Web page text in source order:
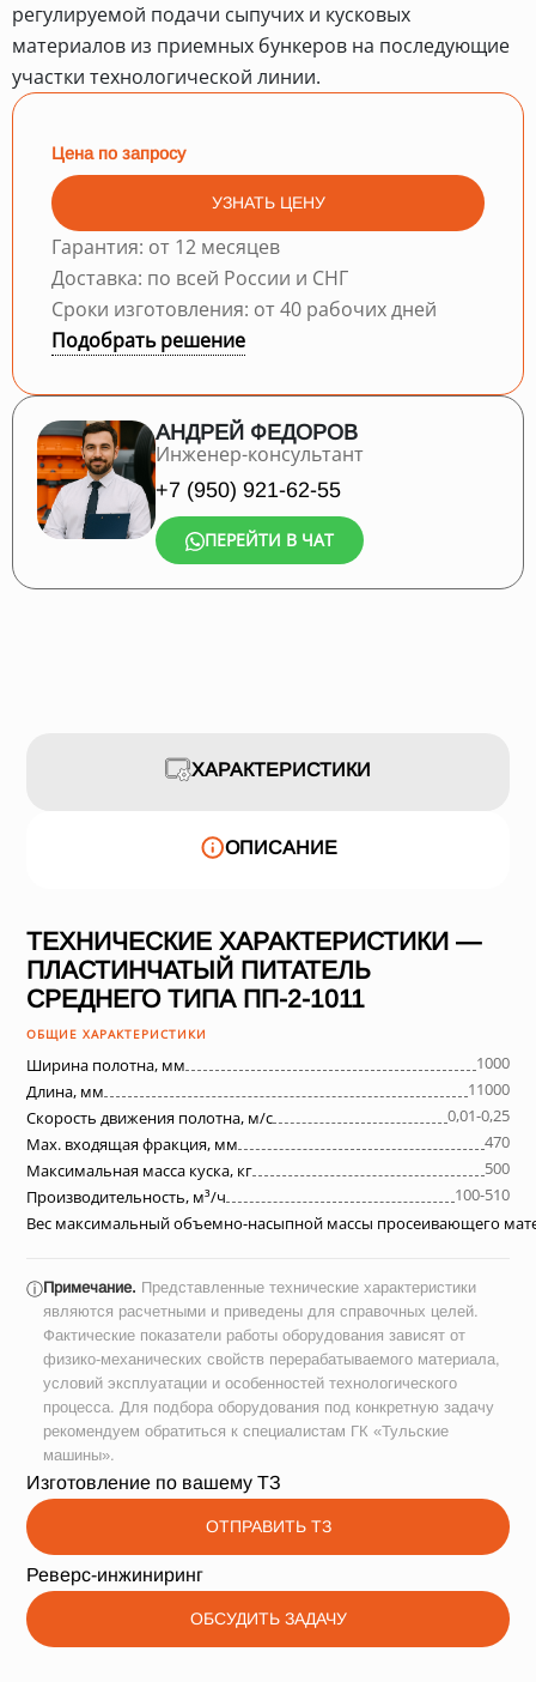
регулируемой подачи сыпучих и кусковых
материалов из приемных бункеров на последующие
участки технологической линии.
Цена по запросу
УЗНАТЬ ЦЕНУ
Гарантия: от 12 месяцев
Доставка: по всей России и СНГ
Сроки изготовления: от 40 рабочих дней
Подобрать решение
АНДРЕЙ ФЕДОРОВ
Инженер-консультант
+7 (950) 921-62-55
ПЕРЕЙТИ В ЧАТ
ХАРАКТЕРИСТИКИ
ОПИСАНИЕ
ТЕХНИЧЕСКИЕ ХАРАКТЕРИСТИКИ —
ПЛАСТИНЧАТЫЙ ПИТАТЕЛЬ
СРЕДНЕГО ТИПА ПП-2-1011
ОБЩИЕ ХАРАКТЕРИСТИКИ
Ширина полотна, мм
1000
Длина, мм
11000
Скорость движения полотна, м/с
0,01-0,25
Max. входящая фракция, мм
470
Максимальная масса куска, кг
500
Производительность, м³/ч
100-510
Вес максимальный объемно-насыпной массы просеивающего
ⓘПримечание. Представленные технические характеристики
являются расчетными и приведены для справочных целей.
Фактические показатели работы оборудования зависят от
физико-механических свойств перерабатываемого материала,
условий эксплуатации и особенностей технологического
процесса. Для подбора оборудования под конкретную задачу
рекомендуем обратиться к специалистам ГК «Тульские
машины».
Изготовление по вашему ТЗ
ОТПРАВИТЬ ТЗ
Реверс-инжиниринг
ОБСУДИТЬ ЗАДАЧУ